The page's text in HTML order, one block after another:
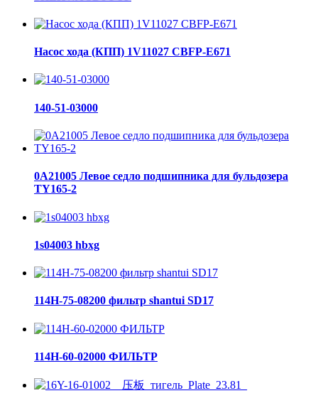
Насос хода (КПП) 1V11027 CBFP-E671
140-51-03000
0A21005 Левое седло подшипника для бульдозера
TY165-2
1s04003 hbxg
114H-75-08200 фильтр shantui SD17
114H-60-02000 ФИЛЬТР